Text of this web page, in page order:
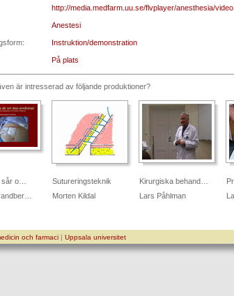
http://media.medfarm.uu.se/flvplayer/anesthesia/
Anestesi
Instruktion/demonstration
På plats
är intresserad av följande produktioner?
o…
Sutureringsteknik
Morten Kildal
Kirurgiska behand…
Lars Påhlman
och farmaci| Uppsala universitet